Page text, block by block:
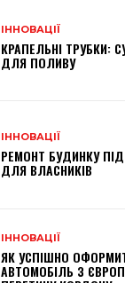
ІННОВАЦІЇ
КРАПЕЛЬНІ ТРУБКИ:
ДЛЯ ПОЛИВУ
ІННОВАЦІЇ
РЕМОНТ БУДИНКУ
ДЛЯ ВЛАСНИКІВ
ІННОВАЦІЇ
ЯК УСПІШНО
АВТОМОБІЛЬ З